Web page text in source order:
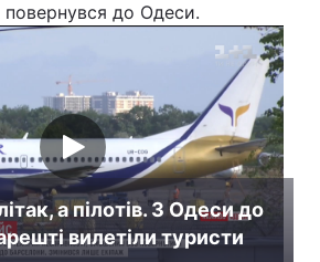
повернувся до Одеси.
а пілотів. З Одеси до
вилетіли туристи